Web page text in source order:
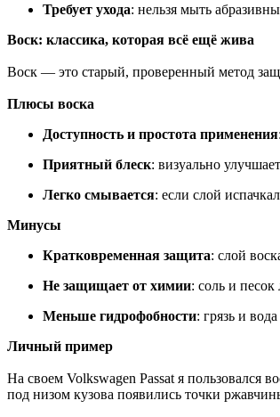
Требует ухода: нельзя мыть
Воск: классика, которая всё ещё жива
Воск — это старый, проверенный метод
Плюсы воска
Доступность и простота применения
Приятный блеск: визуально
Легко смывается: если слой
Минусы
Кратковременная защита: слой
Не защищает от химии: соль и песок
Меньше гидрофобности: грязь и
Личный пример
На своем Volkswagen Passat я пользовался
под низом кузова появились точки